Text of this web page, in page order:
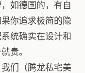
如德国的，有自
你追求极简的隐
统确实在设计和
贵。
们（腾龙私宅美